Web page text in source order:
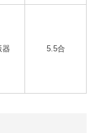
器 5.5合